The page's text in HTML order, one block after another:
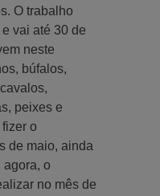
O trabalho
vai até 30 de
neste
búfalos,
peixes e
o
de maio, ainda
agora, o
no mês de